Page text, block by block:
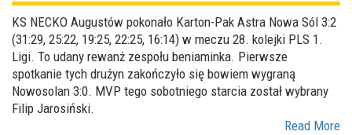
KS NECKO Augustów pokonało Karton-Pak Astra Nowa Sól 3:2
(31:29, 25:22, 19:25, 22:25, 16:14) w meczu 28. kolejki PLS 1.
Ligi. To udany rewanż zespołu beniaminka. Pierwsze
spotkanie tych drużyn zakończyło się bowiem wygraną
Nowosolan 3:0. MVP tego sobotniego starcia został wybrany
Filip Jarosiński.
Read More